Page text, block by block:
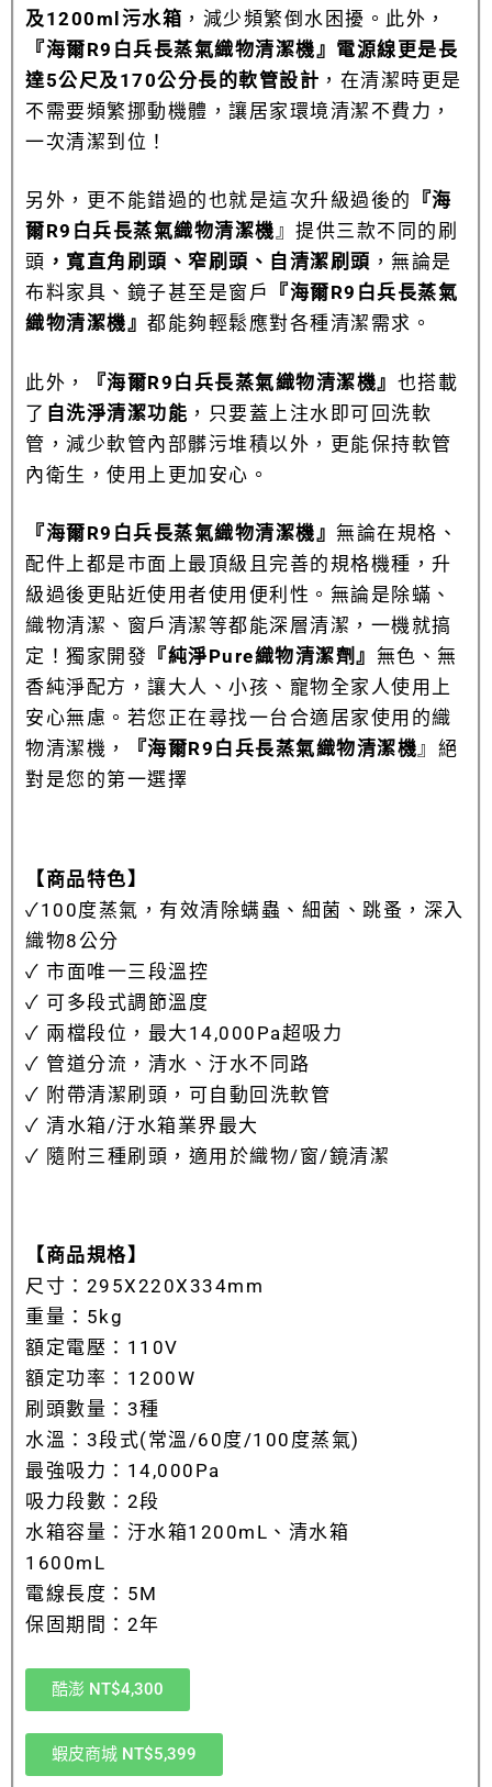
及1200ml污水箱 ，減少頻繁倒水困擾。此外，
『海爾R9白兵長蒸氣織物清潔機』電源線更是長
達5公尺及170公分長的軟管設計 ，在清潔時更是
不需要頻繁挪動機體，讓居家環境清潔不費力，
一次清潔到位！
另外，更不能錯過的也就是這次升級過後的
『海
爾R9白兵長蒸氣織物清潔機』提供三款不同的刷
頭 ，寬直角刷頭、窄刷頭、自清潔刷頭 ，無論是
布料家具、鏡子甚至是窗戶
『海爾R9白兵長蒸氣
織物清潔機』 都能夠輕鬆應對各種清潔需求。
此外， 『海爾R9白兵長蒸氣織物清潔機』 也搭載
了 自洗淨清潔功能 ，只要蓋上注水即可回洗軟
管，減少軟管內部髒污堆積以外，更能保持軟管
內衛生，使用上更加安心。
『海爾R9白兵長蒸氣織物清潔機』 無論在規格、
配件上都是市面上最頂級且完善的規格機種，升
級過後更貼近使用者使用便利性。無論是除蟎、
織物清潔、窗戶清潔等都能深層清潔，一機就搞
定！獨家開發 『純淨Pure織物清潔劑』 無色、無
香純淨配方，讓大人、小孩、寵物全家人使用上
安心無慮。若您正在尋找一台合適居家使用的織
物清潔機，
『海爾R9白兵長蒸氣織物清潔機』絕
對是您的第一選擇
【商品特色】
✓100度蒸氣，有效清除螨蟲、細菌、跳蚤，深入
織物8公分
✓ 市面唯一三段溫控
✓ 可多段式調節溫度
✓ 兩檔段位，最大14,000Pa超吸力
✓ 管道分流，清水、汙水不同路
✓ 附帶清潔刷頭，可自動回洗軟管
✓ 清水箱/汙水箱業界最大
✓ 隨附三種刷頭，適用於織物/窗/鏡清潔
【商品規格】
尺寸： 295X220X334mm
重量：5kg
額定電壓：110V
額定功率：1200W
刷頭數量：3種
水溫：3段式(常溫/60度/100度蒸氣)
最強吸力：14,000Pa
吸力段數：2段
水箱容量：汙水箱1200mL、清水箱
1600mL
電線長度：5M
保固期間：2年
酷澎 NT$4,300
蝦皮商城 NT$5,399